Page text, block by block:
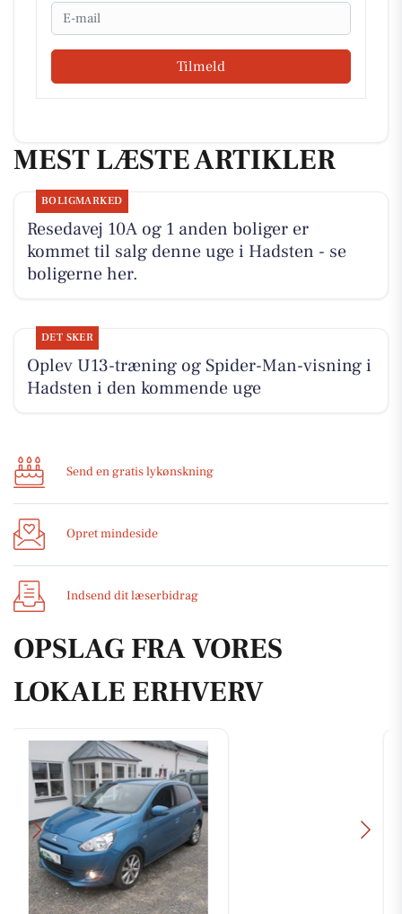
Email
Tilmeld
MEST LÆSTE ARTIKLER
BOLIGMARKED
Resedavej 10A og 1 anden boliger er
kommet til salg denne uge i Hadsten - se
boligerne her.
DET SKER
Oplev U13-træning og Spider-Man-visning i
Hadsten i den kommende uge
Send en gratis lykønskning
Opret mindeside
Indsend dit læserbidrag
OPSLAG FRA VORES
LOKALE ERHVERV